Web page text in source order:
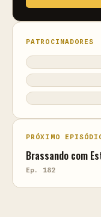
PATROCINADORES
PRÓXIMO
Brassando com
Ep. 182